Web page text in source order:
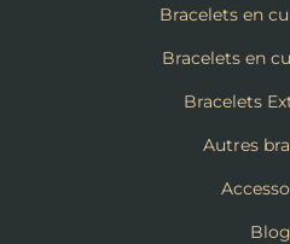
Bracelets en
Bracelets en
Bracelets
Autres
Blog